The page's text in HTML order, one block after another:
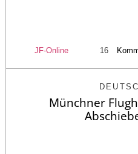
JF-Online 16
Münchner